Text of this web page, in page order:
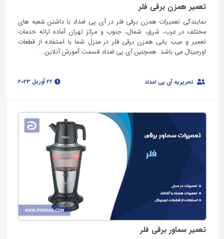
تعمیر همزن برقی فلر
نمایندگی تعمیرات همزن برقی فلر در آی پی امداد با داشتن شعبه های
مختلف در غرب، شرق، شمال، جنوب و مرکز تهران آماده ارائه خدمات
تعمیر و عیب یابی همزن برقی فلر در منزل شما با استفاده از قطعات
اورجینال می باشد. همچنین آی پی امداد قسمت آموزش آنلاین...
تحریریه آی پی امداد
تعمیر سماور برقی فلر